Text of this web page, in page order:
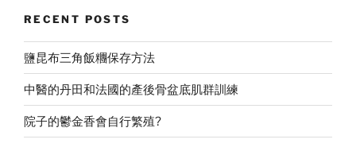
比
較”
RECENT POSTS
鹽昆布三角飯糰保存方法
中醫的丹田和法國的產後骨盆底肌群訓練
院子的鬱金香會自行繁殖?